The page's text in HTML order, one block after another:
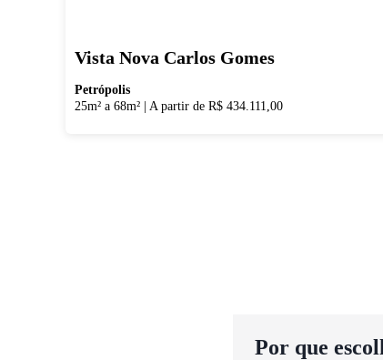
Vista Nova Carlos Gomes
Petrópolis
25m² a 68m²
A partir de R$ 434.111,00
Por que